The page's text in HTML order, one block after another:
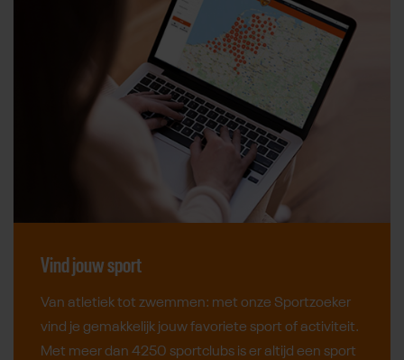
Vind jouw sport
Van atletiek tot zwemmen: met onze Sportzoeker
vind je gemakkelijk jouw favoriete sport of activiteit.
Met meer dan 4250 sportclubs is er altijd een sport